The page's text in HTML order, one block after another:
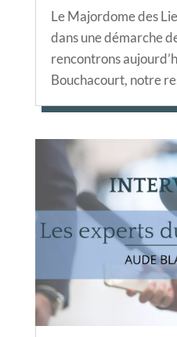
Le Majordome des
dans une démarche
rencontrons
Bouchacourt, notre